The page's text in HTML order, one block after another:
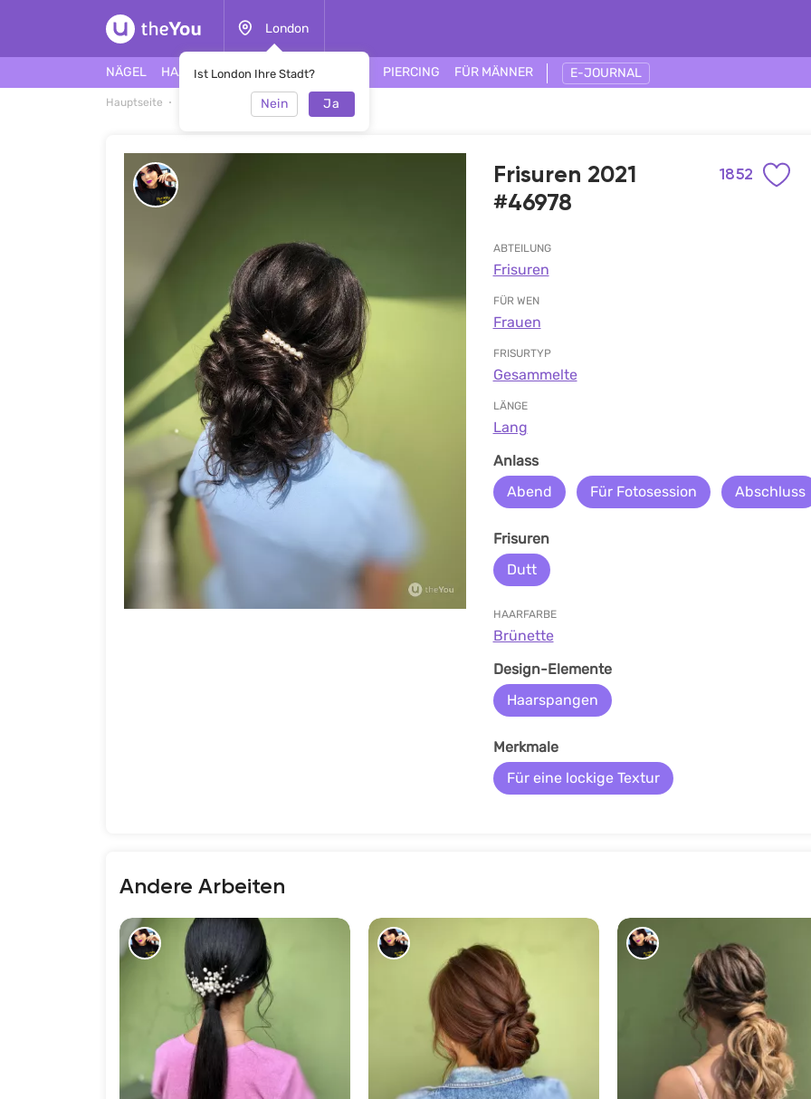
London
Ist London Ihre Stadt?
Nein Ja
NÄGEL HAARE GESICHT TÄTOWIERUNG PIERCING FÜR MÄNNER E-JOURNAL
Hauptseite Frisuren 2021 #46978
Frisuren 2021
#46978
1852
ABTEILUNG
Frisuren
FÜR WEN
Frauen
FRISURTYP
Gesammelte
LÄNGE
Lang
Anlass
Abend
Für Fotosession Abschluss
Frisuren
Dutt
HAARFARBE
Brünette
Design-Elemente
Haarspangen
Merkmale
Für eine lockige Textur
Andere Arbeiten